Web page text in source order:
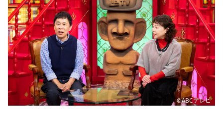
教えて！ニュースライブ 正義のミカタ
ＬＩＦＥ～夢のカタチ～
新婚さんいらっしゃい！
ポツンと一軒家
ザキ山小屋本館
ぺこぱのまるスポ
©ABCテレビ